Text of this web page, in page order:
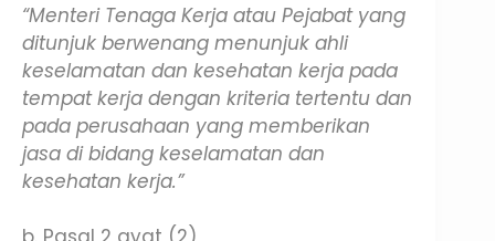
“Menteri Tenaga Kerja atau Pejabat yang
ditunjuk berwenang menunjuk ahli
keselamatan dan kesehatan kerja pada
tempat kerja dengan kriteria tertentu dan
pada perusahaan yang memberikan
jasa di bidang keselamatan dan
kesehatan kerja.”